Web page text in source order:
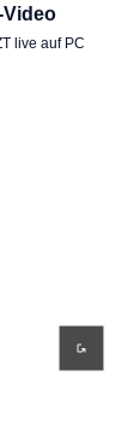
Video
live auf PC